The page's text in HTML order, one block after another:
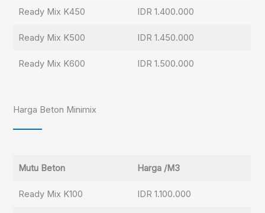
Ready Mix K450 IDR 1.400.000
Ready Mix K500 IDR 1.450.000
Ready Mix K600 IDR 1.500.000
Harga Beton Minimix
Mutu Beton Harga /M3
Ready Mix K100 IDR 1.100.000